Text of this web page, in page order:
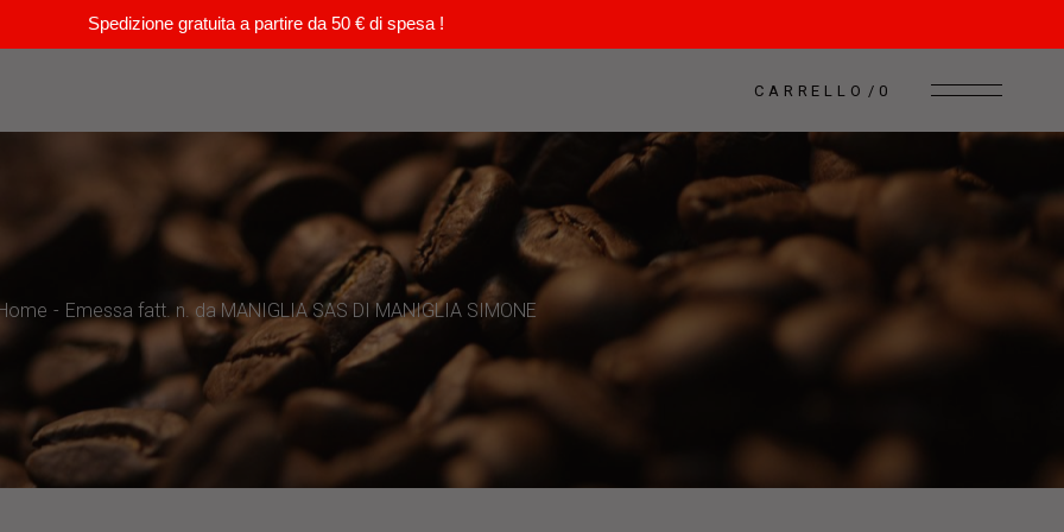
Spedizione gratuita a partire da 50 € di spesa !
CARRELLO 0
Emessa fatt. n. da MANIGLIA SAS DI MANIGLIA SIMONE